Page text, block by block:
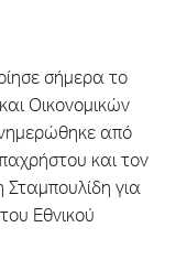
σήμερα το
Οικονομικών
από
και τον
για
Εθνικού